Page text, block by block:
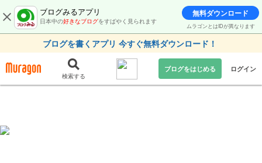
ブログみるアプリ
日本中の好きなブログをすばやく見られます
無料ダウンロード
ムラゴンとはIDが異なります
ブログを書くアプリ 今すぐ無料ダウンロード！
検索する
ブログをはじめる ログイン